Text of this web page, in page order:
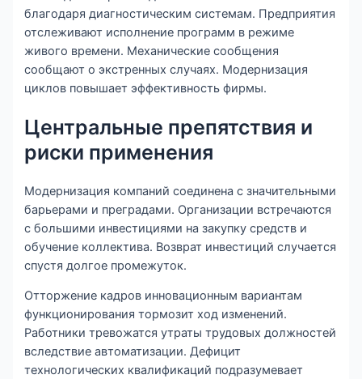
благодаря диагностическим системам. Предприятия
отслеживают исполнение программ в режиме
живого времени. Механические сообщения
сообщают о экстренных случаях. Модернизация
циклов повышает эффективность фирмы.
Центральные препятствия и
риски применения
Модернизация компаний соединена с значительными
барьерами и преградами. Организации встречаются
с большими инвестициями на закупку средств и
обучение коллектива. Возврат инвестиций случается
спустя долгое промежуток.
Отторжение кадров инновационным вариантам
функционирования тормозит ход изменений.
Работники тревожатся утраты трудовых должностей
вследствие автоматизации. Дефицит
технологических квалификаций подразумевает